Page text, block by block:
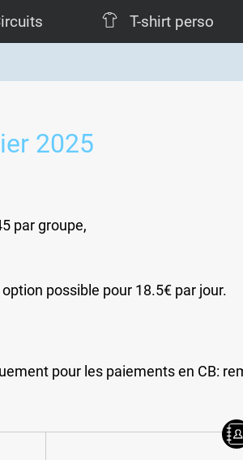
T-shirt perso
2025
par groupe,
possible pour 18.5€ par jour.
pour les paiements en CB: